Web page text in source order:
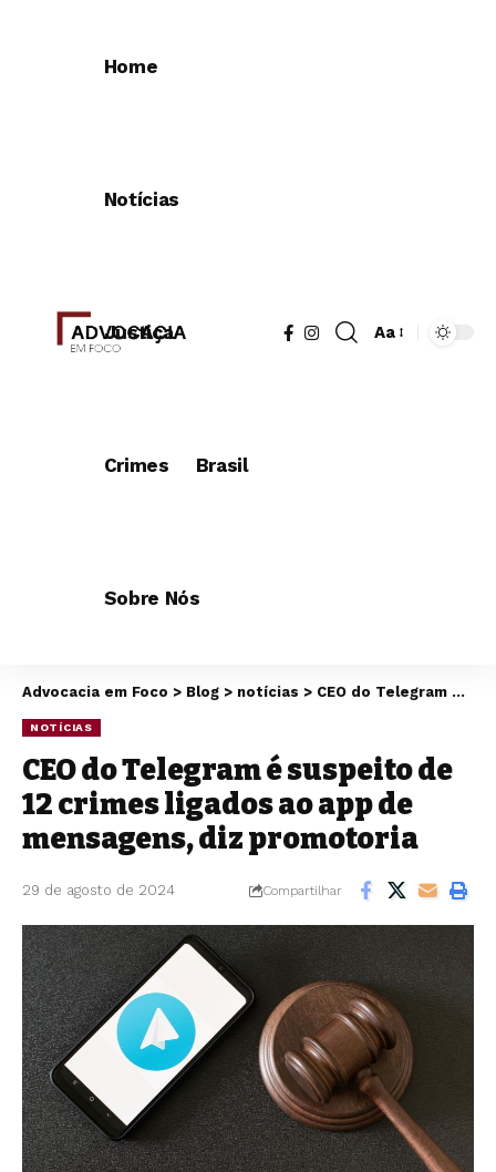
Home
Notícias
Justiça
Crimes Brasil
Sobre Nós
Aa
Advocacia em Foco > Blog > notícias > CEO do Telegram é suspeito de 12 crimes ligados ao app de mensagens, diz promotoria
NOTÍCIAS
CEO do Telegram é suspeito de
12 crimes ligados ao app de
mensagens, diz promotoria
29 de agosto de 2024 Compartilhar